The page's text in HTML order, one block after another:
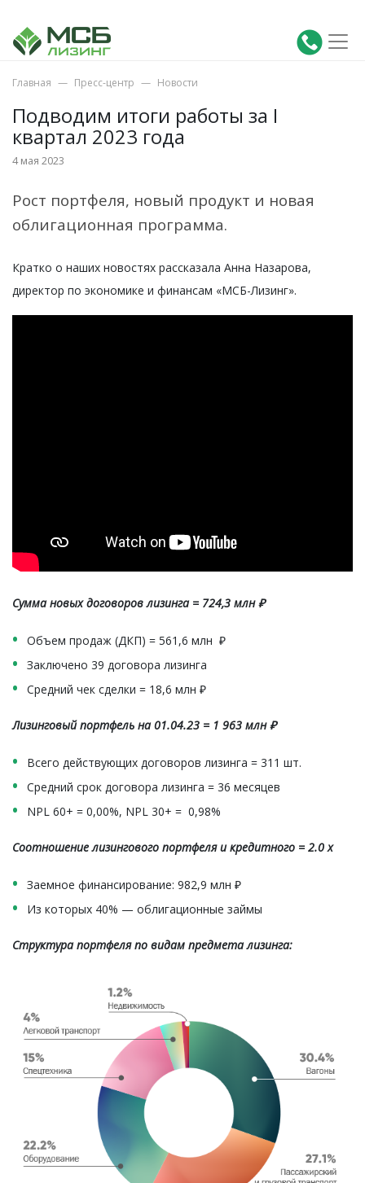
Главная Пресс-центр Новости
Подводим итоги работы за I
квартал 2023 года
4 мая 2023
Рост портфеля, новый продукт и новая
облигационная программа.
Кратко о наших новостях рассказала Анна Назарова,
директор по экономике и финансам «МСБ-Лизинг».
Сумма новых договоров лизинга = 724,3 млн ₽
Объем продаж (ДКП) = 561,6 млн ₽
Заключено 39 договора лизинга
Средний чек сделки = 18,6 млн ₽
Лизинговый портфель на 01.04.23 = 1 963 млн ₽
Всего действующих договоров лизинга = 311 шт.
Средний срок договора лизинга = 36 месяцев
NPL 60+ = 0,00%, NPL 30+ = 0,98%
Соотношение лизингового портфеля и кредитного = 2.0 х
Заемное финансирование: 982,9 млн ₽
Из которых 40% — облигационные займы
Структура портфеля по видам предмета лизинга: